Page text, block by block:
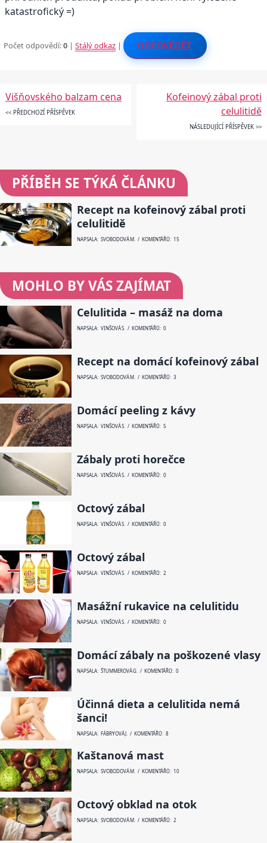
katastrofický =)
Počet odpovědí:0 |Stálý odkaz | ODPOVĚDĚT
Višňovského balzam cena
<< PŘEDCHOZÍ PŘÍSPĚVEK
Kofeinový zábal proti
celulitidě
NÁSLEDUJÍCÍ PŘÍSPĚVEK >>
PŘÍBĚH SE TÝKÁ ČLÁNKU
Recept na kofeinový zábal proti
celulitidě
NAPSALA: SVOBODOVÁ M. / KOMENTÁŘŮ: 15
MOHLO BY VÁS ZAJÍMAT
Celulitida – masáž na doma
NAPSALA: VINŠOVÁ S. / KOMENTÁŘŮ: 0
Recept na domácí kofeinový zábal
NAPSALA: SVOBODOVÁ M. / KOMENTÁŘŮ: 3
Domácí peeling z kávy
NAPSALA: VINŠOVÁ S. / KOMENTÁŘŮ: 5
Zábaly proti horečce
NAPSALA: VINŠOVÁ S. / KOMENTÁŘŮ: 0
Octový zábal
NAPSALA: VINŠOVÁ S. / KOMENTÁŘŮ: 0
Octový zábal
NAPSALA: VINŠOVÁ S. / KOMENTÁŘŮ: 2
Masážní rukavice na celulitidu
NAPSALA: VINŠOVÁ S. / KOMENTÁŘŮ: 0
Domácí zábaly na poškozené vlasy
NAPSALA: ŠTUMMEROVÁ G. / KOMENTÁŘŮ: 0
Účinná dieta a celulitida nemá
šanci!
NAPSALA: FÁBRYOVÁ J. / KOMENTÁŘŮ: 8
Kaštanová mast
NAPSALA: SVOBODOVÁ M. / KOMENTÁŘŮ: 10
Octový obklad na otok
NAPSALA: SVOBODOVÁ M. / KOMENTÁŘŮ: 2